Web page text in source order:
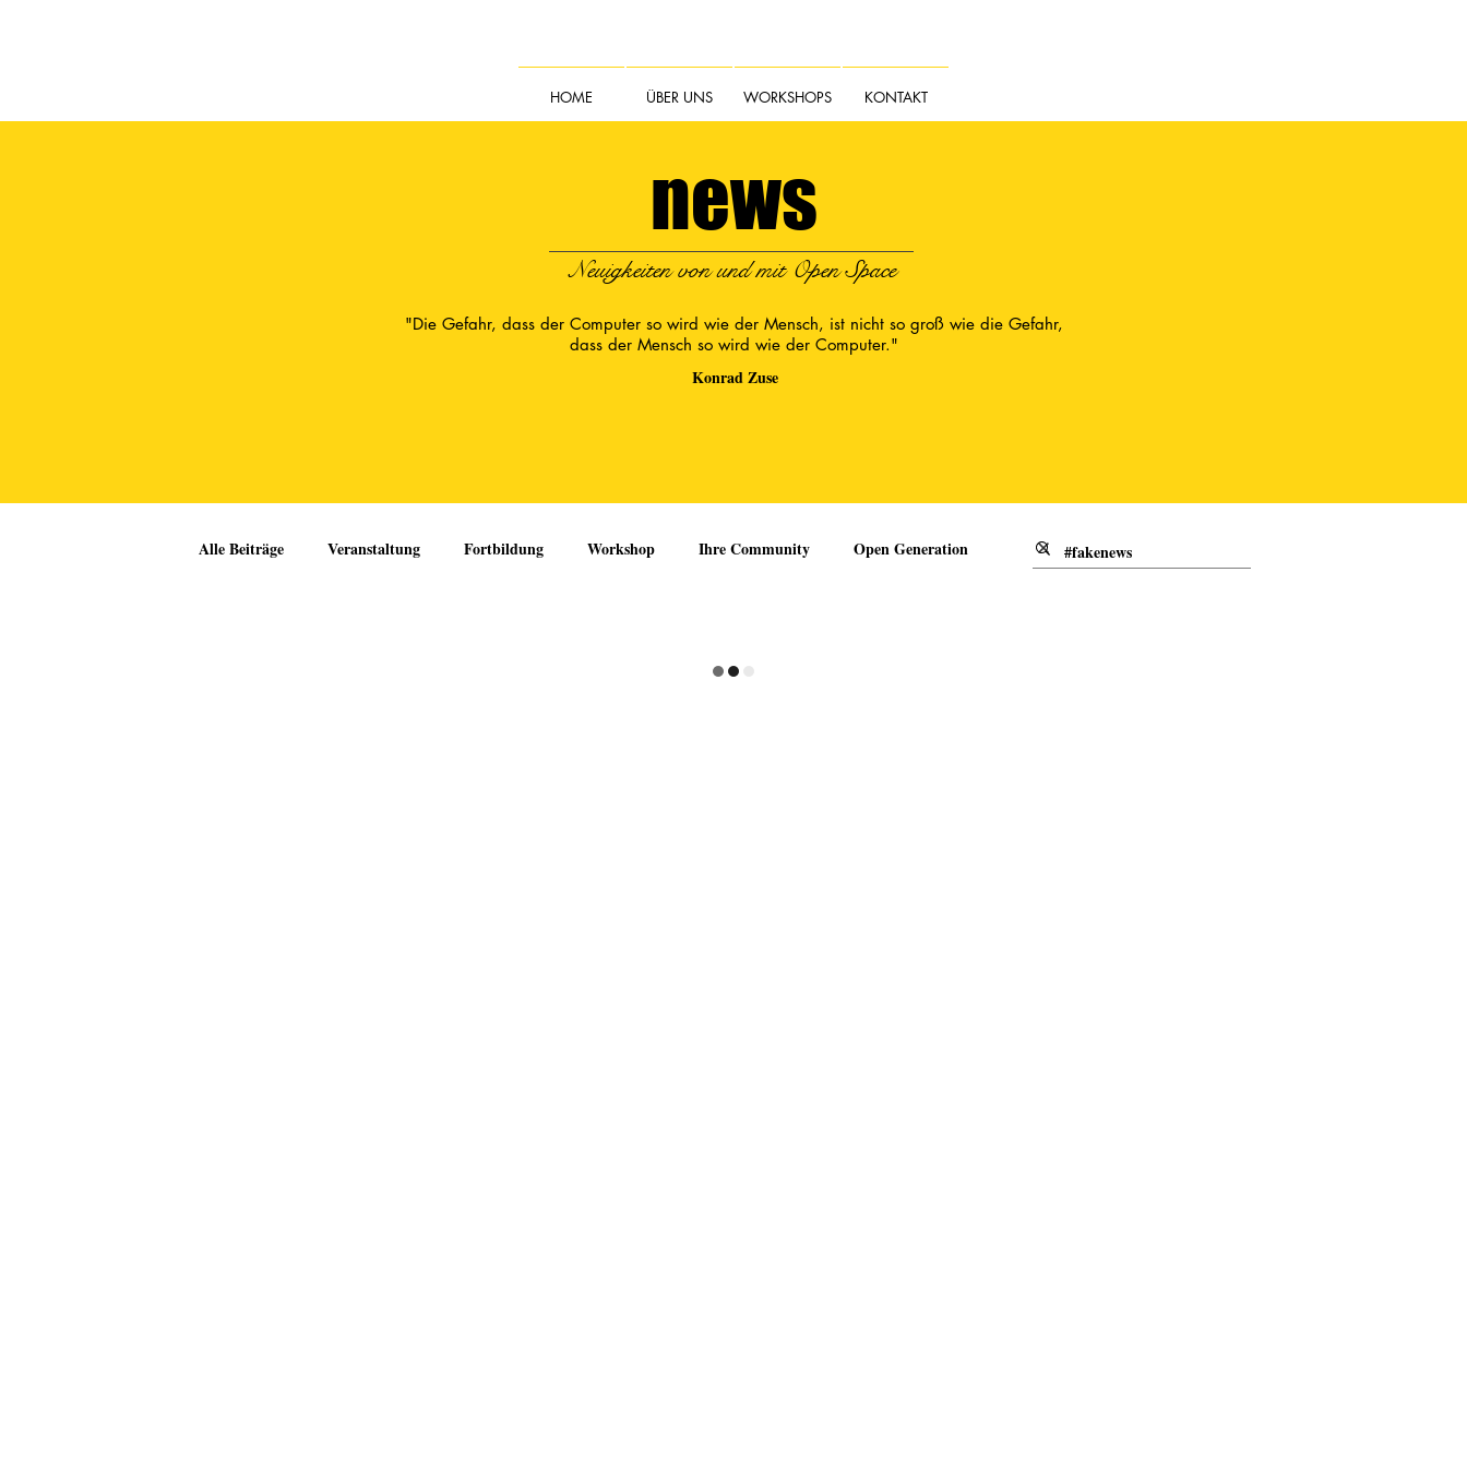
HOME ÜBER UNS WORKSHOPS KONTAKT
news
Neuigkeiten von und mit Open Space
"Die Gefahr, dass der Computer so wird wie der Mensch, ist nicht so groß wie die Gefahr,
dass der Mensch so wird wie der Computer."
Konrad Zuse
Alle Beiträge Veranstaltung Fortbildung Workshop Ihre Community Open Generation